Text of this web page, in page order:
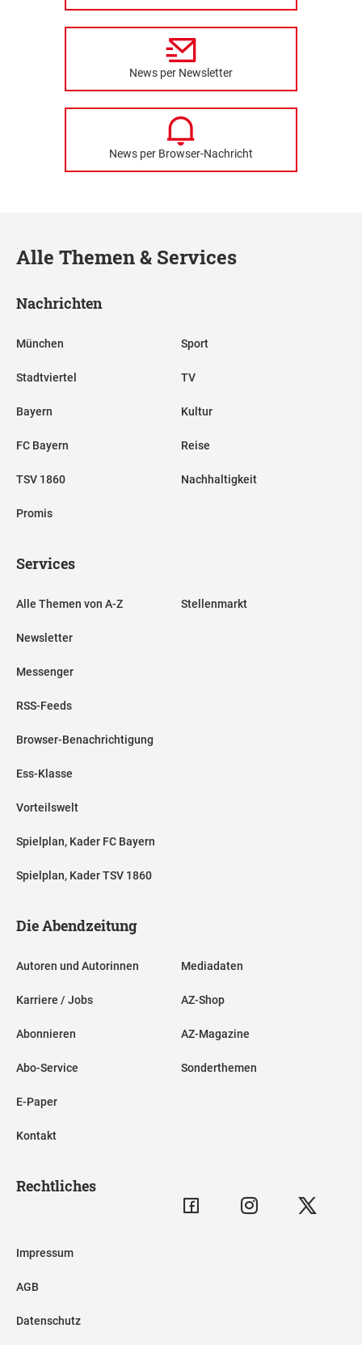
News per Newsletter
News per Browser-Nachricht
Alle Themen & Services
Nachrichten
München
Stadtviertel
Bayern
FC Bayern
TSV 1860
Promis
Sport
TV
Kultur
Reise
Nachhaltigkeit
Services
Alle Themen von A-Z
Newsletter
Messenger
RSS-Feeds
Browser-Benachrichtigung
Ess-Klasse
Vorteilswelt
Spielplan, Kader FC Bayern
Spielplan, Kader TSV 1860
Stellenmarkt
Die Abendzeitung
Autoren und Autorinnen
Karriere / Jobs
Abonnieren
Abo-Service
E-Paper
Kontakt
Mediadaten
AZ-Shop
AZ-Magazine
Sonderthemen
Rechtliches
Impressum
AGB
Datenschutz